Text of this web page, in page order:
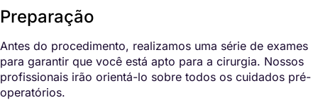
Preparação
Antes do procedimento, realizamos uma série de exames
para garantir que você está apto para a cirurgia. Nossos
profissionais irão orientá-lo sobre todos os cuidados pré-
operatórios.